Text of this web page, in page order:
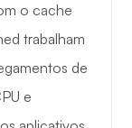
o cache
trabalham
de
e